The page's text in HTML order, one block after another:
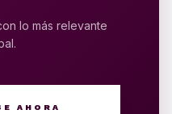
lo más relevante
AHORA